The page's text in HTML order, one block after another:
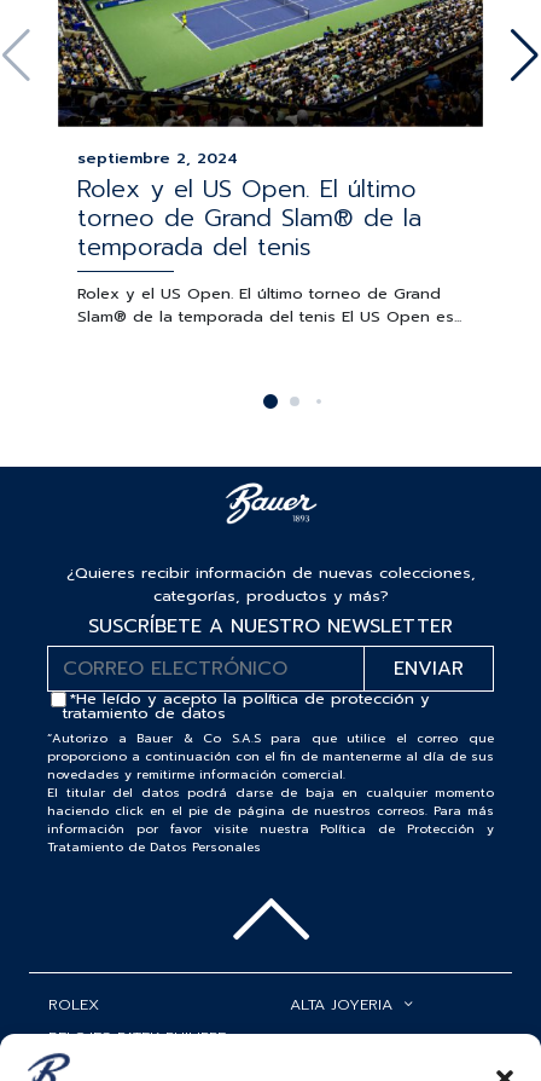
septiembre 2, 2024
Rolex y el US Open. El último
torneo de Grand Slam® de la
temporada del tenis
Rolex y el US Open. El último torneo de Grand
Slam® de la temporada del tenis El US Open es...
¿Quieres recibir información de nuevas colecciones,
categorías, productos y más?
SUSCRÍBETE A NUESTRO NEWSLETTER
*He leído y acepto lapolítica de protección y
tratamiento de datos
“Autorizo a Bauer & Co S.A.S para que utilice el correo que
proporciono a continuación con el fin de mantenerme al día de sus
novedades y remitirme información comercial.
El titular del datos podrá darse de baja en cualquier momento
haciendo click en el pie de página de nuestros correos. Para más
información por favor visite nuestra Política de Protección y
Tratamiento de Datos Personales
ROLEX
RELOJES PATEK PHILIPPE
RELOJERÍA
ALTA JOYERIA